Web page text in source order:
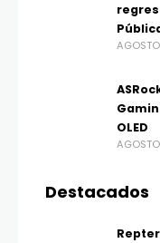
OLED
Destacados